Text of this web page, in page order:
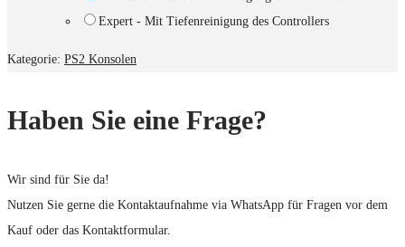
Expert - Mit Tiefenreinigung des Controllers
Kategorie: PS2 Konsolen
Haben Sie eine Frage?
Wir sind für Sie da!
Nutzen Sie gerne die Kontaktaufnahme via WhatsApp für Fragen vor dem
Kauf oder das Kontaktformular.